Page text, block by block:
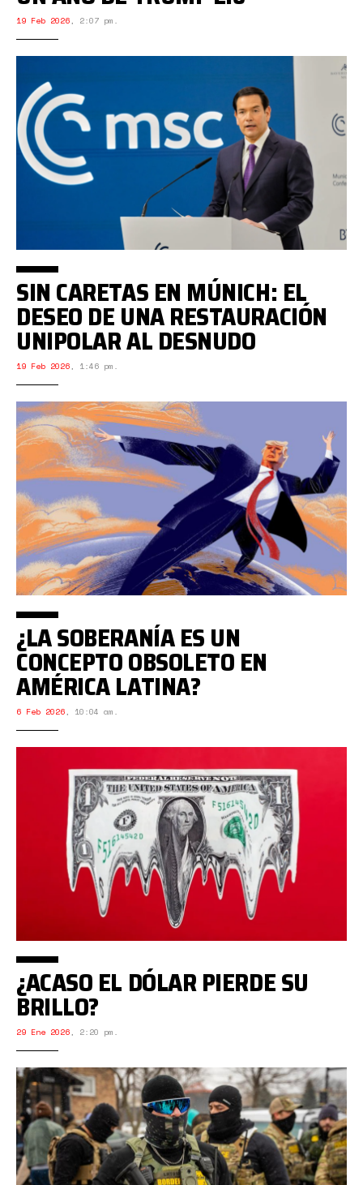
19 Feb 2026, 2:07 pm.
SIN CARETAS EN MÚNICH: EL
DESEO DE UNA RESTAURACIÓN
UNIPOLAR AL DESNUDO
19 Feb 2026, 1:46 pm.
¿LA SOBERANÍA ES UN
CONCEPTO OBSOLETO EN
AMÉRICA LATINA?
6 Feb 2026, 10:04 am.
¿ACASO EL DÓLAR PIERDE SU
BRILLO?
29 Ene 2026, 2:20 pm.